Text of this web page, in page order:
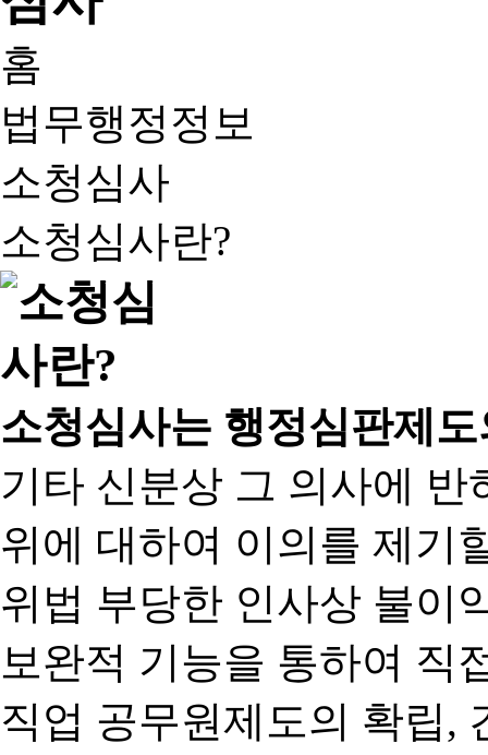
홈
법무행정정보
소청심사
소청심사란?
소청심사는 행정심판제
기타 신분상 그 의사에
위에 대하여 이의를 제기
위법 부당한 인사상 불이
보완적 기능을 통하여 직
직업 공무원제도의 확립,